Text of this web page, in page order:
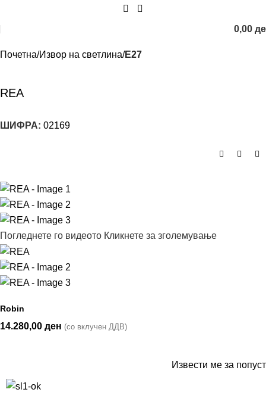
0,00
Почетна Извор на светлина E27
REA
ШИФРА: 02169
Погледнете го видеото Кликнете за зголемување
Robin
14.280,00 ден (со вклучен ДДВ)
Извести ме за попуст